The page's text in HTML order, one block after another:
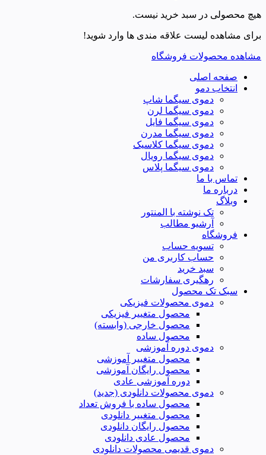
هیچ محصولی در سبد خرید نیست.
برای مشاهده لیست علاقه مندی ها وارد شوید!
مشاهده محصولات فروشگاه
صفحه اصلی
انتخاب دمو
دموی سیگما شاپ
دموی سیگما لرن
دموی سیگما فایل
دموی سیگما مدرن
دموی سیگما کلاسیک
دموی سیگما رویال
دموی سیگما پلاس
تماس با ما
درباره ما
وبلاگ
تک نوشته با المنتور
آرشیو مطالب
فروشگاه
تسویه حساب
حساب کاربری من
سبد خرید
رهگیری سفارشات
سبک تک محصول
دموی محصولات فیزیکی
محصول متغییر فیزیکی
محصول خارجی (وابسته)
محصول ساده
دموی دوره آموزشی
محصول متغییر آموزشی
محصول رایگان آموزشی
دوره آموزشی عادی
دموی محصولات دانلودی (جدید)
محصول ساده با فروش تعداد
محصول متغییر دانلودی
محصول رایگان دانلودی
محصول عادی دانلودی
دموی قدیمی محصولات دانلودی